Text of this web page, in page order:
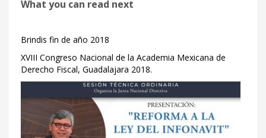
What you can read next
Brindis fin de año 2018
XVIII Congreso Nacional de la Academia Mexicana de
Derecho Fiscal, Guadalajara 2018.